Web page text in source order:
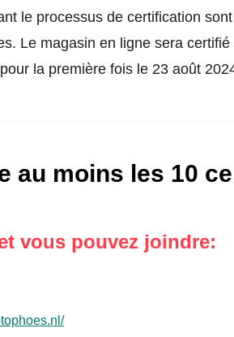
le processus de certification
Le magasin en ligne sera
la première fois le 23 août
au moins les 10
vous pouvez joindre: